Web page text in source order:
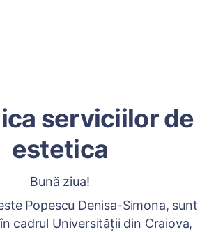
serviciilor de
estetica
Bună ziua!
Popescu Denisa-Simona, sunt
cadrul Universității din Craiova,